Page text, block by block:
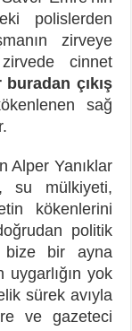
polislerden
zirveye
cinnet
buradan çıkış
sağ
Alper Yanıklar
su mülkiyeti,
kökenlerini
politik
bize bir ayna
uygarlığın yok
sürek avıyla
ve gazeteci